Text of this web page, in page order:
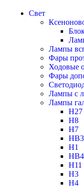
Свет
Лампы
Фары
Ходовые
Фары
Лампы с
Лампы
H27
H8
H7
HB3
H1
HB4
H11
H3
H4